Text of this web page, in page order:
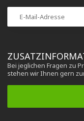
Bei jeglichen Fragen zu
stehen wir Ihnen gern